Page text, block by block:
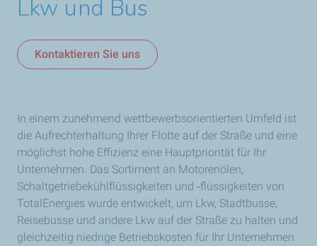
Lkw und Bus
Kontaktieren Sie uns
In einem zunehmend wettbewerbsorientierten Umfeld ist
die Aufrechterhaltung Ihrer Flotte auf der Straße und eine
möglichst hohe Effizienz eine Hauptpriorität für Ihr
Unternehmen. Das Sortiment an Motorenölen,
Schaltgetriebekühlflüssigkeiten und ‑flüssigkeiten von
TotalEnergies wurde entwickelt, um Lkw, Stadtbusse,
Reisebusse und andere Lkw auf der Straße zu halten und
gleichzeitig niedrige Betriebskosten für Ihr Unternehmen